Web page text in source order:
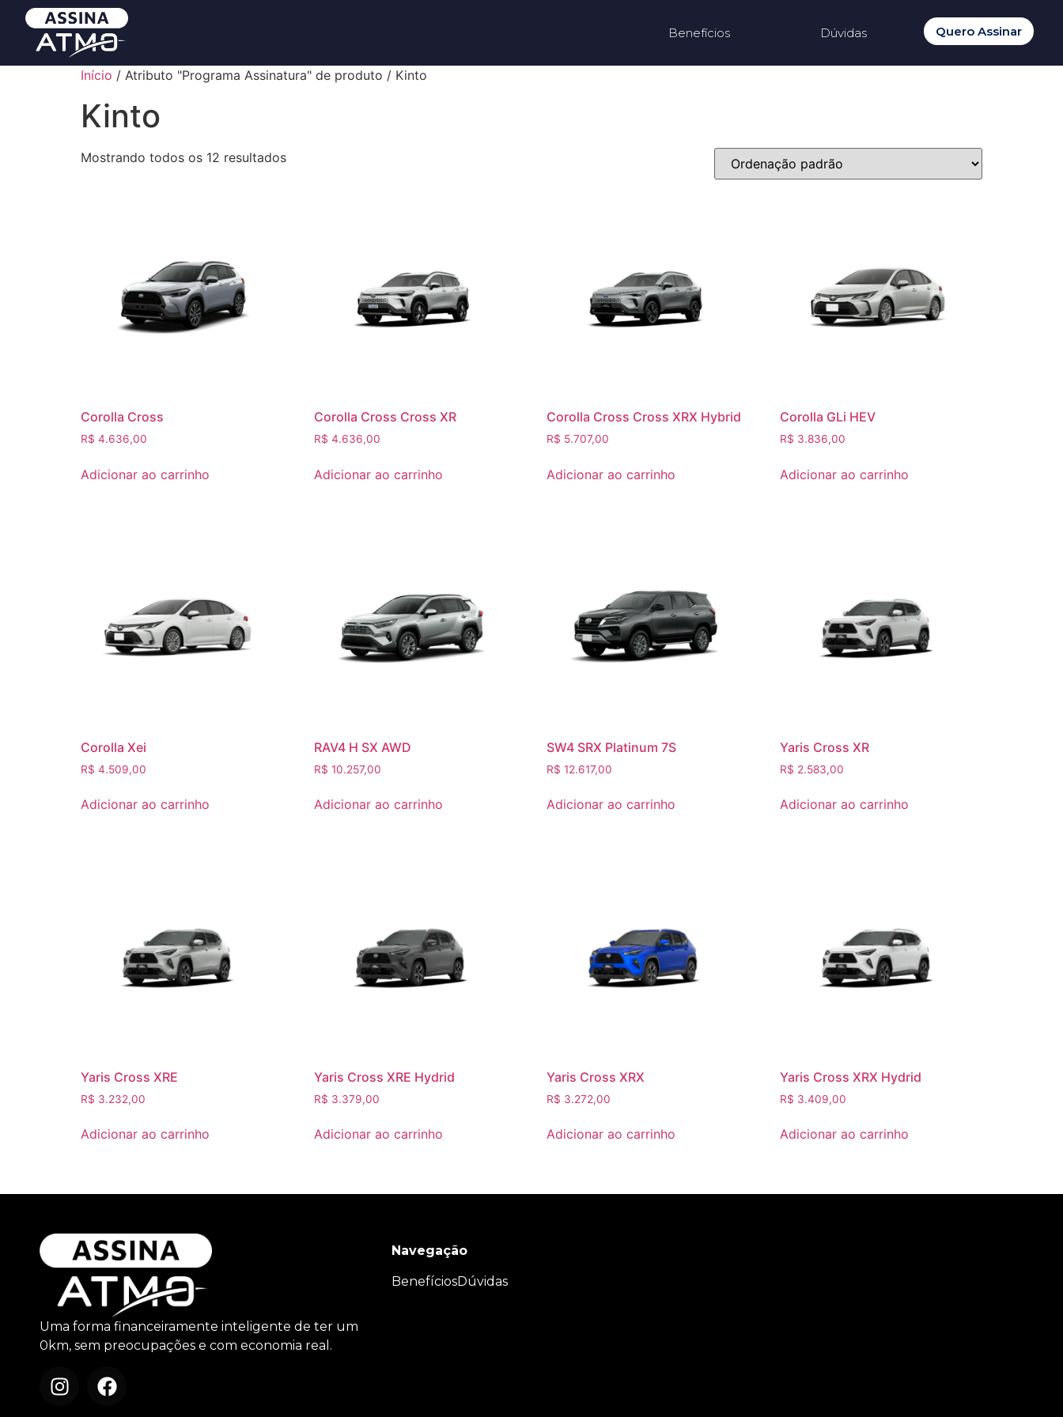
Dúvidas
Benefícios Quero Assinar
Início / Atributo "Programa Assinatura" de produto / Kinto
Kinto
Mostrando todos os 12 resultados
Corolla Cross
R$ 4.636,00
Adicionar ao carrinho
Corolla Cross Cross XR
R$ 4.636,00
Adicionar ao carrinho
Corolla Cross Cross XRX Hybrid
R$ 5.707,00
Adicionar ao carrinho
Corolla GLi HEV
R$ 3.836,00
Adicionar ao carrinho
Corolla Xei
R$ 4.509,00
Adicionar ao carrinho
RAV4 H SX AWD
R$ 10.257,00
Adicionar ao carrinho
SW4 SRX Platinum 7S
R$ 12.617,00
Adicionar ao carrinho
Yaris Cross XR
R$ 2.583,00
Adicionar ao carrinho
Yaris Cross XRE
R$ 3.232,00
Adicionar ao carrinho
Yaris Cross XRE Hydrid
R$ 3.379,00
Adicionar ao carrinho
Yaris Cross XRX
R$ 3.272,00
Adicionar ao carrinho
Yaris Cross XRX Hydrid
R$ 3.409,00
Adicionar ao carrinho
Uma forma financeiramente inteligente de ter um
0km, sem preocupações e com economia real.
Navegação
BenefíciosDúvidas